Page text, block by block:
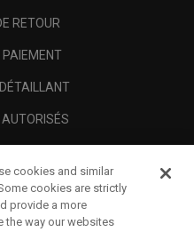
RETOUR
AUTORISÉS
cookies and similar
cookies are strictly
provide a more
the way our websites